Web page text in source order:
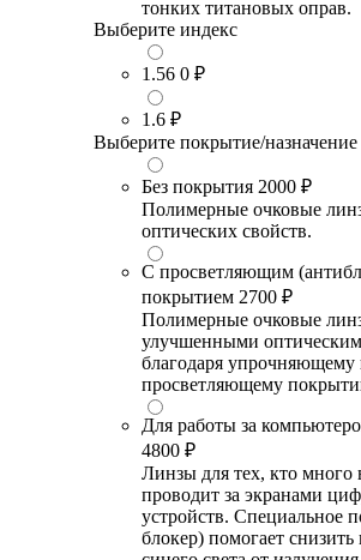
тонких титановых оправ.
Выберите индекс
1.56 0 ₽
1.6 ₽
Выберите покрытие/назначение
Без покрытия 2000 ₽
Полимерные очковые
оптических свойств.
С просветляющим
покрытием 2700 ₽
Полимерные очковые
улучшенными
благодаря упрочняющему
просветляющему
Для работы за
4800 ₽
Линзы для тех, кто много
проводит за экранами
устройств. Специальное
блокер) помогает снизить